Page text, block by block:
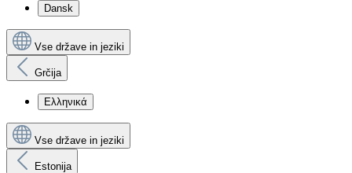
Dansk
Vse države in jeziki
Grčija
Ελληνικά
Vse države in jeziki
Estonija